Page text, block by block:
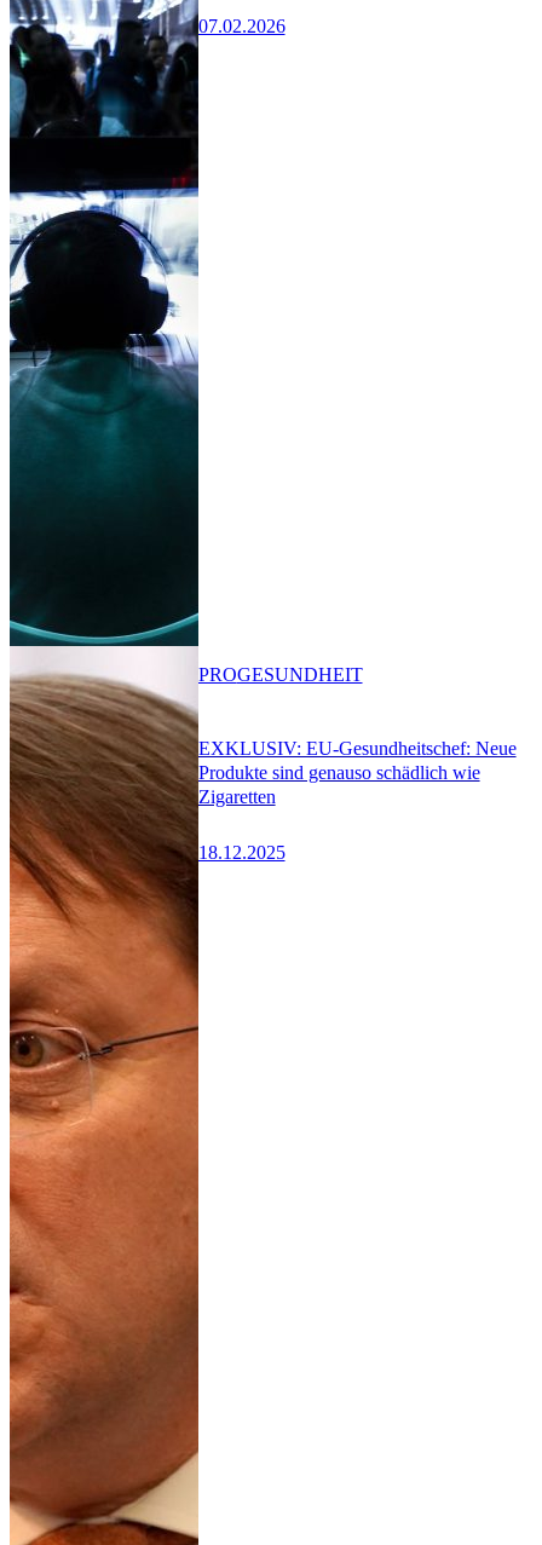
07.02.2026
EXKLUSIV: EU-Gesundheitschef: Neue
Produkte sind genauso schädlich wie
Zigaretten
18.12.2025
PROGESUNDHEIT